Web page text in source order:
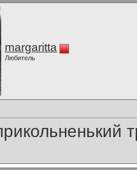
margaritta
Любитель